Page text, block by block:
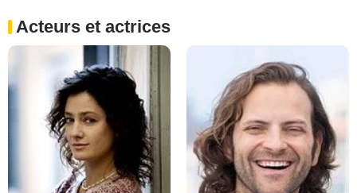
Acteurs et actrices